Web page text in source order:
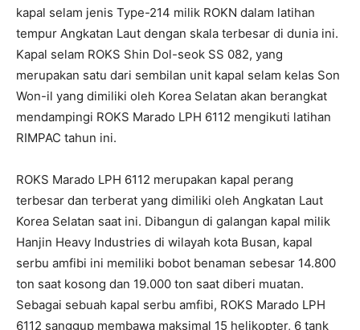
kapal selam jenis Type-214 milik ROKN dalam latihan
tempur Angkatan Laut dengan skala terbesar di dunia ini.
Kapal selam ROKS Shin Dol-seok SS 082, yang
merupakan satu dari sembilan unit kapal selam kelas Son
Won-il yang dimiliki oleh Korea Selatan akan berangkat
mendampingi ROKS Marado LPH 6112 mengikuti latihan
RIMPAC tahun ini.
ROKS Marado LPH 6112 merupakan kapal perang
terbesar dan terberat yang dimiliki oleh Angkatan Laut
Korea Selatan saat ini. Dibangun di galangan kapal milik
Hanjin Heavy Industries di wilayah kota Busan, kapal
serbu amfibi ini memiliki bobot benaman sebesar 14.800
ton saat kosong dan 19.000 ton saat diberi muatan.
Sebagai sebuah kapal serbu amfibi, ROKS Marado LPH
6112 sanggup membawa maksimal 15 helikopter, 6 tank